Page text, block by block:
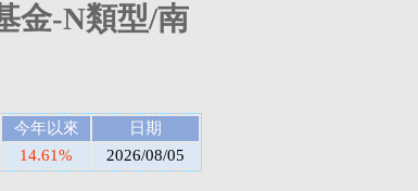
金-N類型/南
今年以來
日期
14.61% 2026/08/05